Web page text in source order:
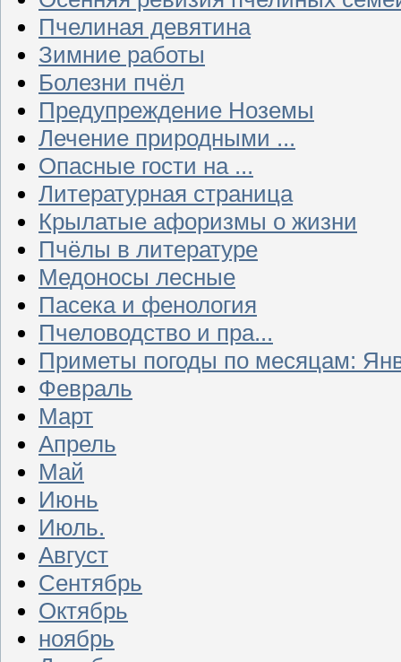
Пчелиная девятина
Зимние работы
Болезни пчёл
Предупреждение Ноземы
Лечение природными ...
Опасные гости на ...
Литературная страница
Крылатые афоризмы о жизни
Пчёлы в литературе
Медоносы лесные
Пасека и фенология
Пчеловодство и пра...
Приметы погоды по месяцам:
Февраль
Март
Апрель
Май
Июнь
Июль.
Август
Сентябрь
Октябрь
ноябрь